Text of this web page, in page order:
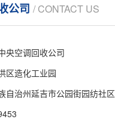
公司 / CONTACT US
央空调回收公司
区造化工业园
自治州延吉市公园街园纺社区